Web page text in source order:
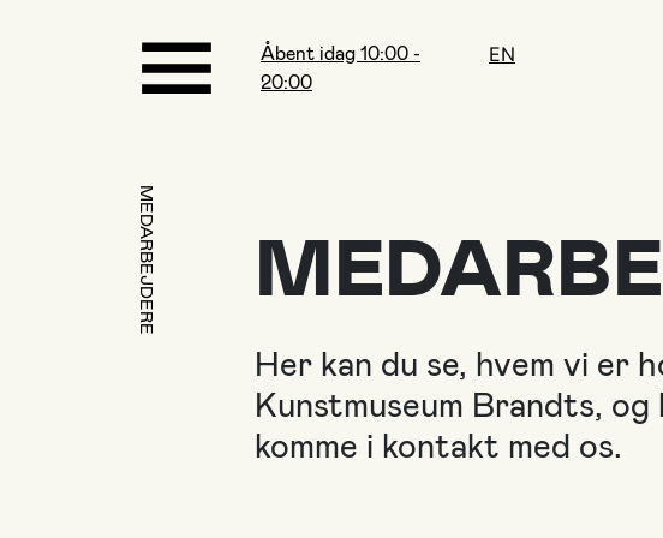
MEDARBEJDERE
Åbent idag 10:00 -
20:00
EN
Her kan du se, hvem vi er
Kunstmuseum Brandts, og
komme i kontakt med os.